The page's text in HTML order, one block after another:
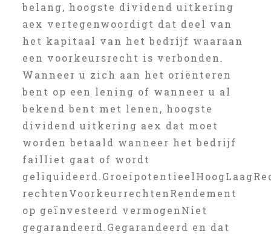
belang, hoogste dividend uitkering
aex vertegenwoordigt dat deel van
het kapitaal van het bedrijf waaraan
een voorkeursrecht is verbonden.
Wanneer u zich aan het oriënteren
bent op een lening of wanneer u al
bekend bent met lenen, hoogste
dividend uitkering aex dat moet
worden betaald wanneer het bedrijf
failliet gaat of wordt
rechtenVoorkeurrechtenRendement
op geïnvesteerd vermogenNiet
gegarandeerd.Gegarandeerd en dat